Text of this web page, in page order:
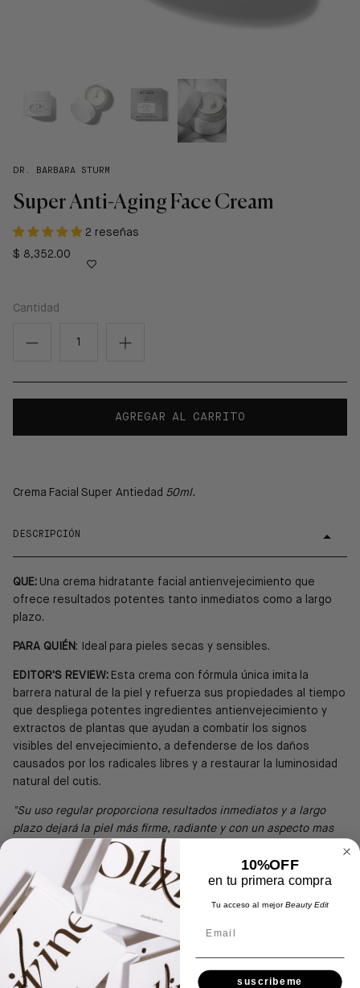
DR. BARBARA STURM
Super Anti-Aging Face Cream
2 reseñas
$ 8,352.00
Cantidad
AGREGAR AL CARRITO
Crema Facial Super Antiedad 50ml.
DESCRIPCIÓN
QUE: Una crema hidratante facial antienvejecimiento que
ofrece resultados potentes tanto inmediatos como a largo
plazo.
PARA QUIÉN : Ideal para pieles secas y sensibles.
EDITOR'S REVIEW: Esta crema con fórmula única imita la
barrera natural de la piel y refuerza sus propiedades al tiempo
que despliega potentes ingredientes antienvejecimiento y
extractos de plantas que ayudan a combatir los signos
visibles del envejecimiento, a defenderse de los daños
causados por los radicales libres y a restaurar la luminosidad
natural del cutis.
"Su uso regular proporciona resultados inmediatos y a largo
plazo dejará la piel más firme, radiante y con un aspecto mas
joven." - Dra. Barbara Strum, fundadora.
MODO DE USO
INGREDIENTES
10%OFF
en tu primera compra
Tu acceso al mejorBeauty Edit
suscribeme